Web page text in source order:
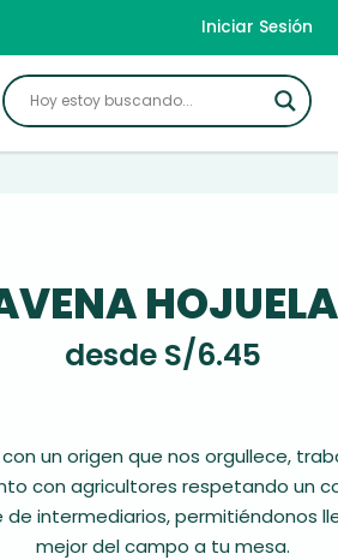
Iniciar Sesión
HOJUELA
desde S/6.45
un origen que nos orgullece,
con agricultores respetando un
de intermediarios, permitiéndonos
mejor del campo a tu mesa.